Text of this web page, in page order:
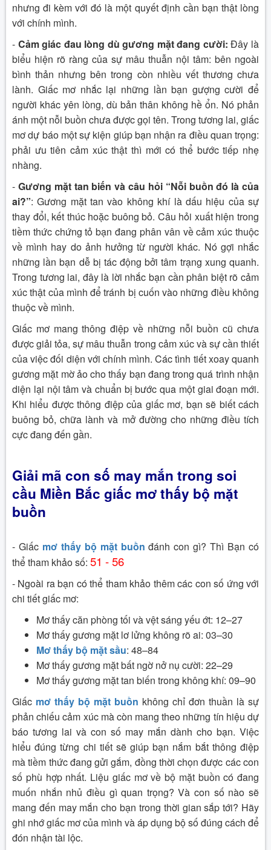
nhưng đi kèm với đó là một quyết định cần bạn thật lòng
với chính mình.
- Cảm giác đau lòng dù gương mặt đang cười:Đây là
biểu hiện rõ ràng của sự mâu thuẫn nội tâm: bên ngoài
bình thản nhưng bên trong còn nhiều vết thương chưa
lành. Giấc mơ nhắc lại những lần bạn gượng cười để
người khác yên lòng, dù bản thân không hề ổn. Nó phản
ánh một nỗi buồn chưa được gọi tên. Trong tương lai, giấc
mơ dự báo một sự kiện giúp bạn nhận ra điều quan trọng:
phải ưu tiên cảm xúc thật thì mới có thể bước tiếp nhẹ
nhàng.
- Gương mặt tan biến và câu hỏi “Nỗi buồn đó là của
ai?”: Gương mặt tan vào không khí là dấu hiệu của sự
thay đổi, kết thúc hoặc buông bỏ. Câu hỏi xuất hiện trong
tiềm thức chứng tỏ bạn đang phân vân về cảm xúc thuộc
về mình hay do ảnh hưởng từ người khác. Nó gợi nhắc
những lần bạn dễ bị tác động bởi tâm trạng xung quanh.
Trong tương lai, đây là lời nhắc bạn cần phân biệt rõ cảm
xúc thật của mình để tránh bị cuốn vào những điều không
thuộc về mình.
Giấc mơ mang thông điệp về những nỗi buồn cũ chưa
được giải tỏa, sự mâu thuẫn trong cảm xúc và sự cần thiết
của việc đối diện với chính mình. Các tình tiết xoay quanh
gương mặt mờ ảo cho thấy bạn đang trong quá trình nhận
diện lại nội tâm và chuẩn bị bước qua một giai đoạn mới.
Khi hiểu được thông điệp của giấc mơ, bạn sẽ biết cách
buông bỏ, chữa lành và mở đường cho những điều tích
cực đang đến gần.
Giải mã con số may mắn trong soi
cầu Miền Bắc giấc mơ thấy bộ mặt
buồn
- Giấc mơ thấy bộ mặt buồn đánh con gì? Thì Bạn có
thể tham khảo số: 51 - 56
- Ngoài ra bạn có thể tham khảo thêm các con số ứng với
chi tiết giấc mơ:
Mơ thấy căn phòng tối và vệt sáng yếu ớt: 12–27
Mơ thấy gương mặt lơ lửng không rõ ai: 03–30
Mơ thấy bộ mặt sầu: 48–84
Mơ thấy gương mặt bất ngờ nở nụ cười: 22–29
Mơ thấy gương mặt tan biến trong không khí: 09–90
Giấc mơ thấy bộ mặt buồn không chỉ đơn thuần là sự
phản chiếu cảm xúc mà còn mang theo những tín hiệu dự
báo tương lai và con số may mắn dành cho bạn. Việc
hiểu đúng từng chi tiết sẽ giúp bạn nắm bắt thông điệp
mà tiềm thức đang gửi gắm, đồng thời chọn được các con
số phù hợp nhất. Liệu giấc mơ về bộ mặt buồn có đang
muốn nhắn nhủ điều gì quan trọng? Và con số nào sẽ
mang đến may mắn cho bạn trong thời gian sắp tới? Hãy
ghi nhớ giấc mơ của mình và áp dụng bộ số đúng cách để
đón nhận tài lộc.